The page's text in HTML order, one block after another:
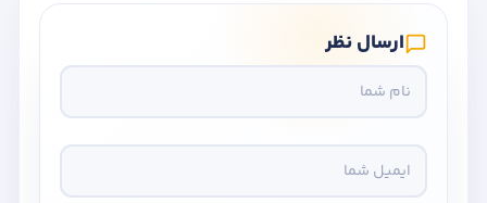
ارسال نظر